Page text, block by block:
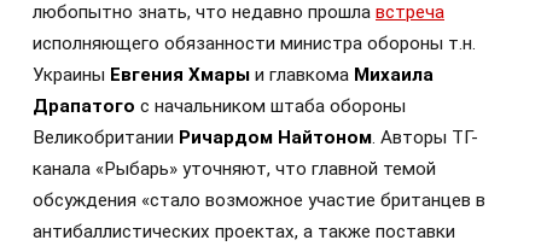
любопытно знать, что недавно прошла встреча
исполняющего обязанности министра обороны т.н.
Украины Евгения Хмары и главкома Михаила
Драпатого с начальником штаба обороны
Великобритании Ричардом Найтоном. Авторы ТГ-
канала «Рыбарь» уточняют, что главной темой
обсуждения «стало возможное участие британцев в
антибаллистических проектах, а также поставки